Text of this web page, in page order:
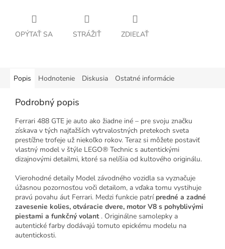
OPÝTAŤ SA STRÁŽIŤ ZDIEĽAŤ
Popis Hodnotenie Diskusia Ostatné informácie
Podrobný popis
Ferrari 488 GTE je auto ako žiadne iné – pre svoju značku
získava v tých najťažších vytrvalostných pretekoch sveta
prestížne trofeje už niekoľko rokov. Teraz si môžete postaviť
vlastný model v štýle LEGO® Technic s autentickými
dizajnovými detailmi, ktoré sa nelíšia od kultového originálu.
Vierohodné detaily Model závodného vozidla sa vyznačuje
úžasnou pozornosťou voči detailom, a vďaka tomu vystihuje
pravú povahu áut Ferrari. Medzi funkcie patrí predné a zadné
zavesenie kolies, otváracie dvere, motor V8 s pohyblivými
piestami a funkčný volant. Originálne samolepky a
autentické farby dodávajú tomuto epickému modelu na
autentickosti.